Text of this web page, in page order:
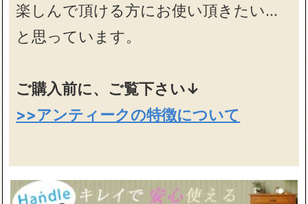
楽しんで頂ける方にお使い頂きたい…
と思っています。
ご購入前に、ご覧下さい↓
>>アンティークの特徴について